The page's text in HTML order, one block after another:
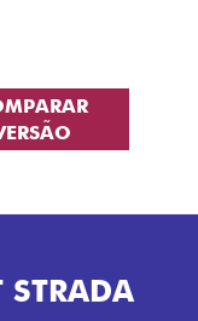
STRADA